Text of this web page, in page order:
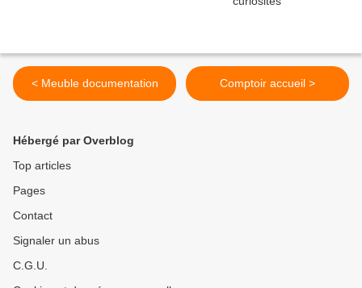
< Meuble documentation Comptoir accueil >
Hébergé par Overblog
Top articles
Pages
Contact
Signaler un abus
C.G.U.